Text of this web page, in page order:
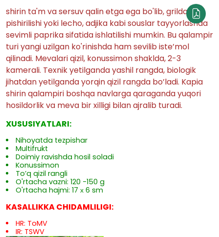
shirin ta'm va sersuv qalin etga ega bo'lib, grilda
pishirilishi yoki lecho, adjika kabi souslar tayyorlashda
sevimli paprika sifatida ishlatilishi mumkin. Bu qalampir
turi yangi uzilgan ko'rinishda ham sevilib iste’mol
qilinadi. Mevalari qizil, konussimon shaklda, 2-3
kamerali. Texnik yetilganda yashil rangda, biologik
jihatdan yetilganda yorqin qizil rangda bo’ladi. Kapia
shirin qalampiri boshqa navlarga qaraganda yuqori
hosildorlik va meva bir xilligi bilan ajralib turadi.
XUSUSIYATLARI:
Nihoyatda tezpishar
Multifrukt
Doimiy ravishda hosil soladi
Konussimon
To’q qizil rangli
O'rtacha vazni: 120 -150 g
O'rtacha hajmi: 17 х 6 sm
KASALLIKKA CHIDAMLILIGI:
HR: ToMV
IR: TSWV